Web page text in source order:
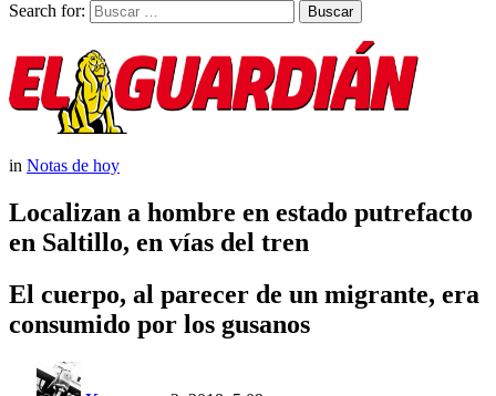
Search for:
Buscar
in Notas de hoy
Localizan a hombre en estado putrefacto
en Saltillo, en vías del tren
El cuerpo, al parecer de un migrante, era
consumido por los gusanos